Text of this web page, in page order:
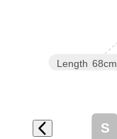
Length 68cm
S